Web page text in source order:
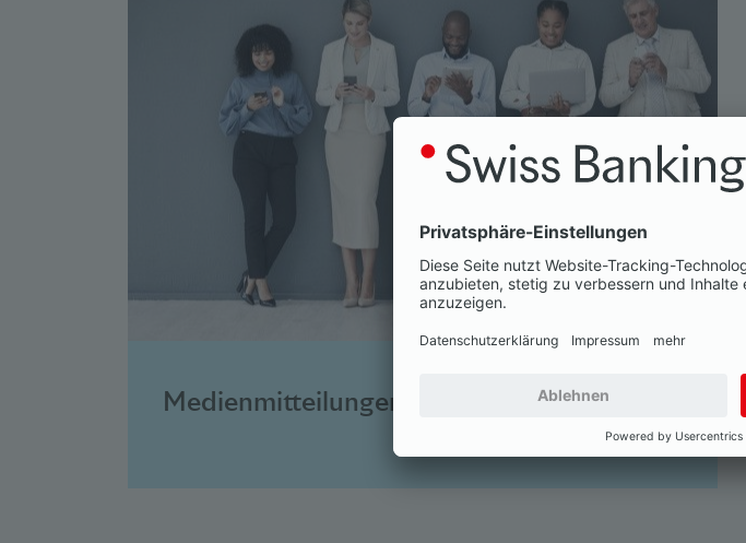
Medienmitteilungen